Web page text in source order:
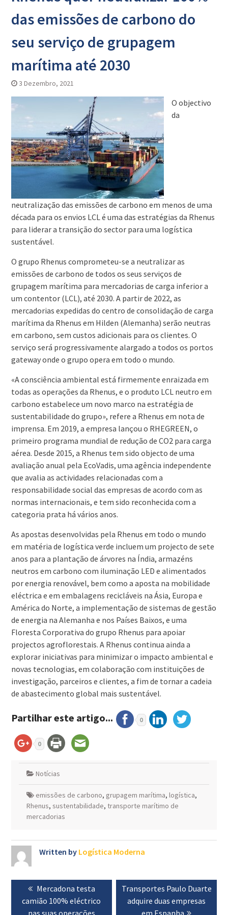
das emissões de carbono do
seu serviço de grupagem
marítima até 2030
3 Dezembro, 2021
O objectivo
da
neutralização das emissões de carbono em menos de uma
década para os envios LCL é uma das estratégias da Rhenus
para liderar a transição do sector para uma logística
sustentável.
O grupo Rhenus comprometeu-se a neutralizar as
emissões de carbono de todos os seus serviços de
grupagem marítima para mercadorias de carga inferior a
um contentor (LCL), até 2030. A partir de 2022, as
mercadorias expedidas do centro de consolidação de carga
marítima da Rhenus em Hilden (Alemanha) serão neutras
em carbono, sem custos adicionais para os clientes. O
serviço será progressivamente alargado a todos os portos
gateway onde o grupo opera em todo o mundo.
«A consciência ambiental está firmemente enraizada em
todas as operações da Rhenus, e o produto LCL neutro em
carbono estabelece um novo marco na estratégia de
sustentabilidade do grupo», refere a Rhenus em nota de
imprensa. Em 2019, a empresa lançou o RHEGREEN, o
primeiro programa mundial de redução de CO2 para carga
aérea. Desde 2015, a Rhenus tem sido objecto de uma
avaliação anual pela EcoVadis, uma agência independente
que avalia as actividades relacionadas com a
responsabilidade social das empresas de acordo com as
normas internacionais, e tem sido reconhecida com a
categoria prata há vários anos.
As apostas desenvolvidas pela Rhenus em todo o mundo
em matéria de logística verde incluem um projecto de sete
anos para a plantação de árvores na Índia, armazéns
neutros em carbono com iluminação LED e alimentados
por energia renovável, bem como a aposta na mobilidade
eléctrica e em embalagens recicláveis na Ásia, Europa e
América do Norte, a implementação de sistemas de gestão
de energia na Alemanha e nos Países Baixos, e uma
Floresta Corporativa do grupo Rhenus para apoiar
projectos agroflorestais. A Rhenus continua ainda a
explorar iniciativas para minimizar o impacto ambiental e
novas tecnologias, em colaboração com instituições de
investigação, parceiros e clientes, a fim de tornar a cadeia
de abastecimento global mais sustentável.
Partilhar este artigo... 0
0
Notícias
emissões de carbono, grupagem marítima, logística,
Rhenus, sustentabilidade, transporte marítimo de
mercadorias
Written by Logística Moderna
Navegação
artigos
Previous
post:
Mercadona testa
camião 100% eléctrico
nas suas operações
Next
post:
Transportes Paulo Duarte
adquire duas empresas
em Espanha